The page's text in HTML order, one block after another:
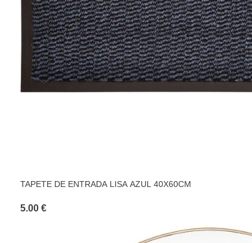
TAPETE DE ENTRADA LISA AZUL 40X60CM
5.00 €